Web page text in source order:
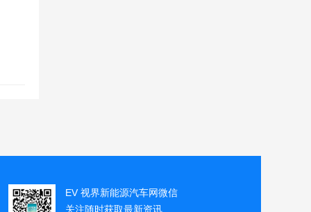
EV 视界新能源汽车网微信
关注随时获取最新资讯